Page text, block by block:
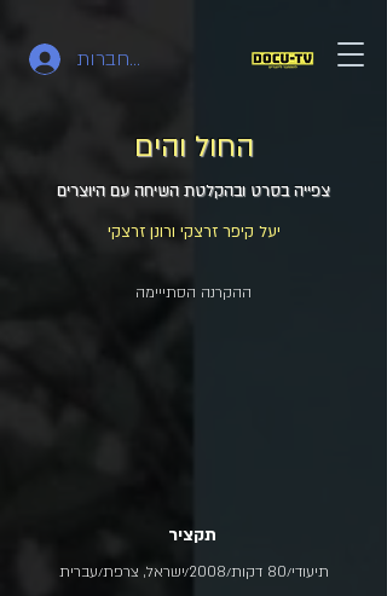
להתחברות
החול והים
צפייה בסרט ובהקלטת השיחה עם היוצרים
יעל קיפר זרצקי ורונן זרצקי
ההקרנה הסתייימה
תקציר
תיעודי/80 דקות/2008/ישראל, צרפת/עברית